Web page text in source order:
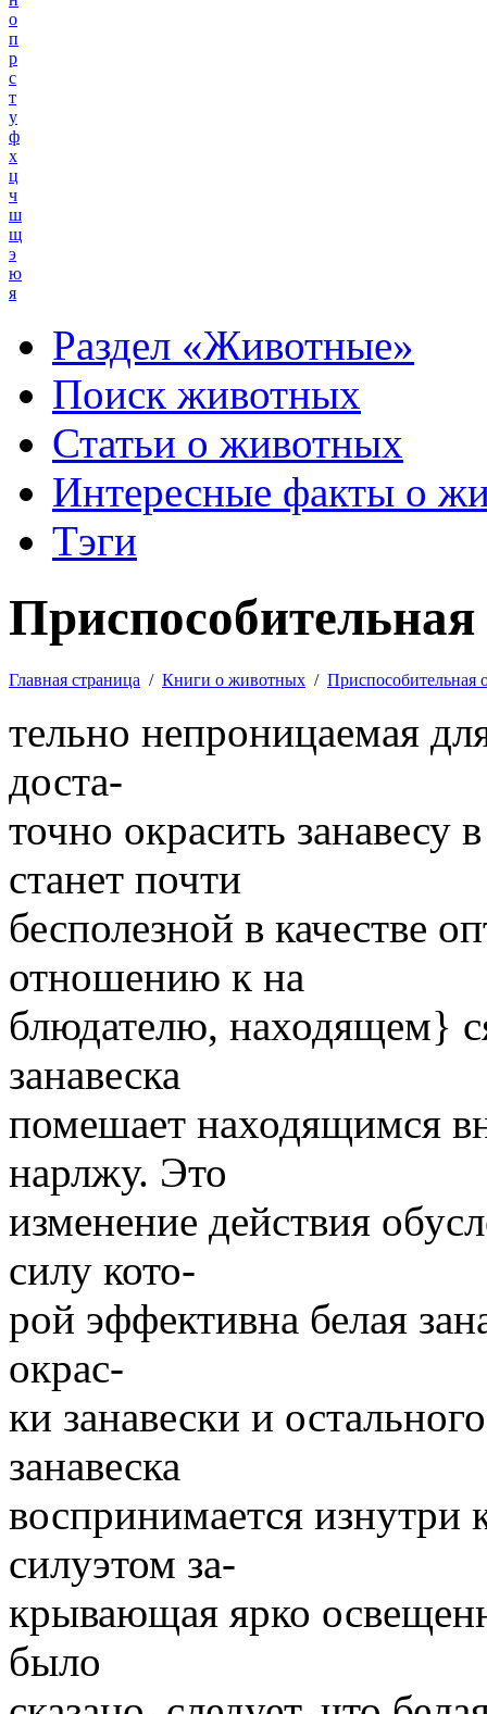
о
п
р
с
т
у
ф
х
ц
ч
ш
щ
э
ю
я
Раздел «Животные»
Поиск животных
Статьи о животных
Интересные факты о
Тэги
Главная страница / Книги о животных / Приспособительная
тельно непроницаемая
доста-
точно окрасить занавесу
станет почти
бесполезной в качестве
отношению к на
блюдателю, находящем}
занавеска
помешает находящимся
нарлжу. Это
изменение действия
силу кото-
рой эффективна белая
окрас-
ки занавески и
занавеска
воспринимается
силуэтом за-
крывающая ярко
было